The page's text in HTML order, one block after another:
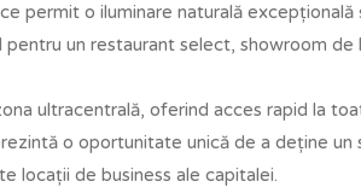
permit o iluminare naturală excepțională
un restaurant select, showroom de
ultracentrală, oferind acces rapid la
o oportunitate unică de a deține un
locații de business ale capitalei.